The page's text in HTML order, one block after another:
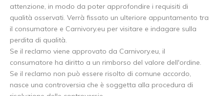
attenzione, in modo da poter approfondire i requisiti di
qualità osservati. Verrà fissato un ulteriore appuntamento tra
il consumatore e Carnivory.eu per visitare e indagare sulla
perdita di qualità.
Se il reclamo viene approvato da Carnivory.eu, il
consumatore ha diritto a un rimborso del valore dell'ordine.
Se il reclamo non può essere risolto di comune accordo,
nasce una controversia che è soggetta alla procedura di